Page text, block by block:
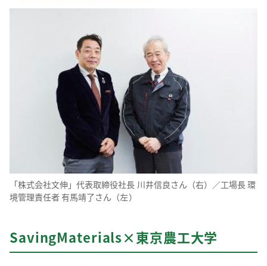
「株式会社文伸」代表取締役社長 川井信良さん（右）／工場長 環
境管理責任者 有馬靖了さん（左）
SavingMaterials×東京農工大学